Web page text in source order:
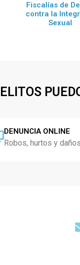
Fiscalías de
contra la
Sexual
DENUNCIA ONLINE
Robos, hurtos y daños